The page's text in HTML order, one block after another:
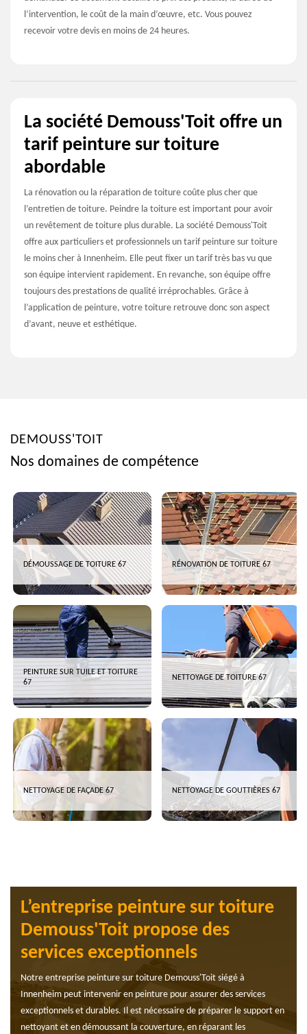
l’intervention, le coût de la main d’œuvre, etc. Vous pouvez
recevoir votre devis en moins de 24 heures.
La société Demouss'Toit offre un
tarif peinture sur toiture
abordable
La rénovation ou la réparation de toiture coûte plus cher que
l’entretien de toiture. Peindre la toiture est important pour avoir
un revêtement de toiture plus durable. La société Demouss'Toit
offre aux particuliers et professionnels un tarif peinture sur toiture
le moins cher à Innenheim. Elle peut fixer un tarif très bas vu que
son équipe intervient rapidement. En revanche, son équipe offre
toujours des prestations de qualité irréprochables. Grâce à
l’application de peinture, votre toiture retrouve donc son aspect
d’avant, neuve et esthétique.
DEMOUSS'TOIT
Nos domaines de compétence
DÉMOUSSAGE DE TOITURE 67 RÉNOVATION DE TOITURE 67
PEINTURE SUR TUILE ET TOITURE
67
NETTOYAGE DE TOITURE 67
NETTOYAGE DE FAÇADE 67 NETTOYAGE DE GOUTTIÈRES 67
L’entreprise peinture sur toiture
Demouss'Toit propose des
services exceptionnels
Notre entreprise peinture sur toiture Demouss'Toit siégé à
Innenheim peut intervenir en peinture pour assurer des services
exceptionnels et durables. Il est nécessaire de préparer le support en
nettoyant et en démoussant la couverture, en réparant les